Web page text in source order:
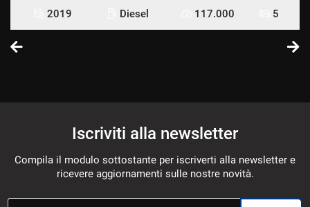
2019 Diesel 117.000 5
Iscriviti alla newsletter
Compila il modulo sottostante per iscriverti alla newsletter e
ricevere aggiornamenti sulle nostre novità.